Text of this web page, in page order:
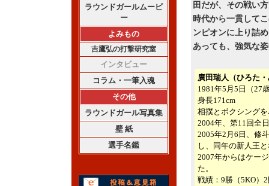
ラウンドガールムービ
ー
よみもの
吉鷹弘の打撃研究室
インタビュー
コラム・一筆入魂
その他
ラウンドガール写真集
壁 紙
選手名鑑
田だが、その戦い
時代から一貫して
ンピオンに上り詰
あっても、強気な
廣田瑞人（ひろた
1981年5月5日（27
身長171cm
相撲とボクシング
2004年、第11回全
2005年2月6日、修
し、同年の新人王
2007年からはケー
た。
戦績：9勝（5KO）